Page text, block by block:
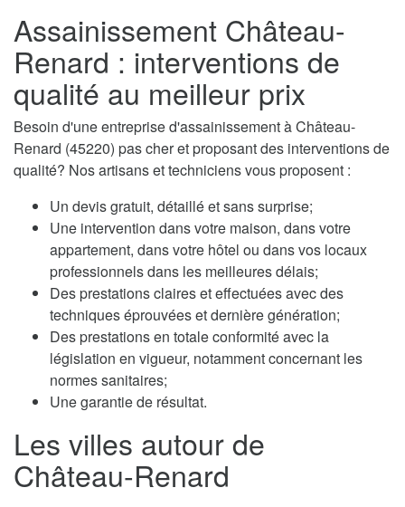
Assainissement Château-
Renard : interventions de
qualité au meilleur prix
Besoin d'une entreprise d'assainissement à Château-
Renard (45220) pas cher et proposant des interventions de
qualité? Nos artisans et techniciens vous proposent :
Un devis gratuit, détaillé et sans surprise;
Une intervention dans votre maison, dans votre
appartement, dans votre hôtel ou dans vos locaux
professionnels dans les meilleures délais;
Des prestations claires et effectuées avec des
techniques éprouvées et dernière génération;
Des prestations en totale conformité avec la
législation en vigueur, notamment concernant les
normes sanitaires;
Une garantie de résultat.
Les villes autour de
Château-Renard